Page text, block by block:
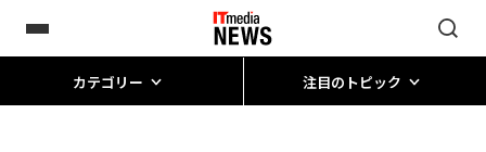
カテゴリー 注目のトピック